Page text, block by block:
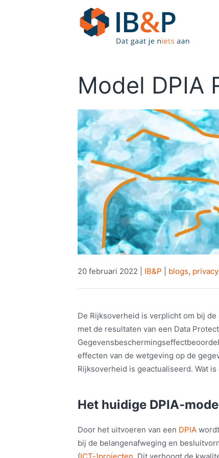
Skip to main content
Model DPIA
20 februari 2022 IB&P blogs,
De Rijksoverheid is verplicht om bij
met de resultaten van een Data
effecten van de wetgeving op de
Rijksoverheid is geactualiseerd. Wat
Het huidige DPIA-
Door het uitvoeren van een DPIA
bij de belangenafweging en
(ICT-)projecten. Dit verhoogt de